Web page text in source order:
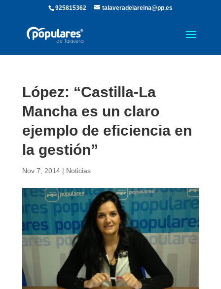
925815362 talaveradelareina@pp.es
López: “Castilla-La
Mancha es un claro
ejemplo de eficiencia en
la gestión”
Nov 7, 2014| Noticias